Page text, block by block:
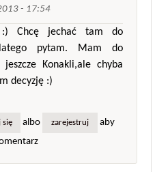
- 17:54
:) Chcę jechać tam do
pytam. Mam do
jeszcze Konakli,ale chyba
decyzję :)
się albo zarejestruj
aby